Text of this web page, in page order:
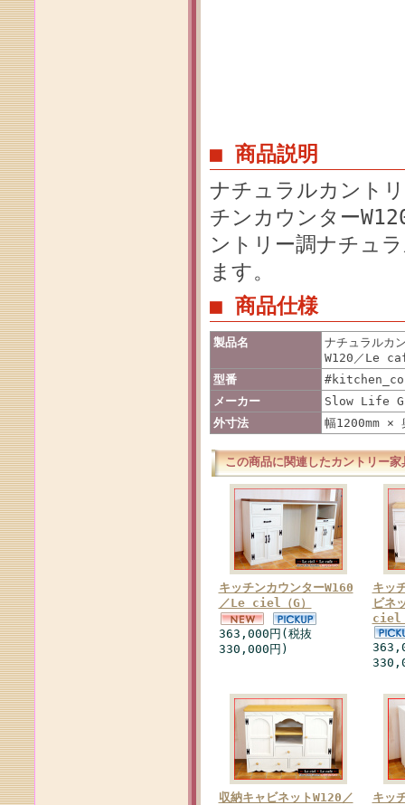
■ 商品説明
ナチュラルカント
チンカウンター
ントリー調ナチュ
ます。
■ 商品仕様
製品名
ナチュラルカ
W120／Le
型番
メーカー
Slow Life
外寸法
幅1200mm ×
この商品に関連したカントリー家
キッチンカウンターW160
／Le ciel（G）
363,000円(税抜
330,000円)
キッ
ビネ
ciel
収納キャビネットW120／
キッ